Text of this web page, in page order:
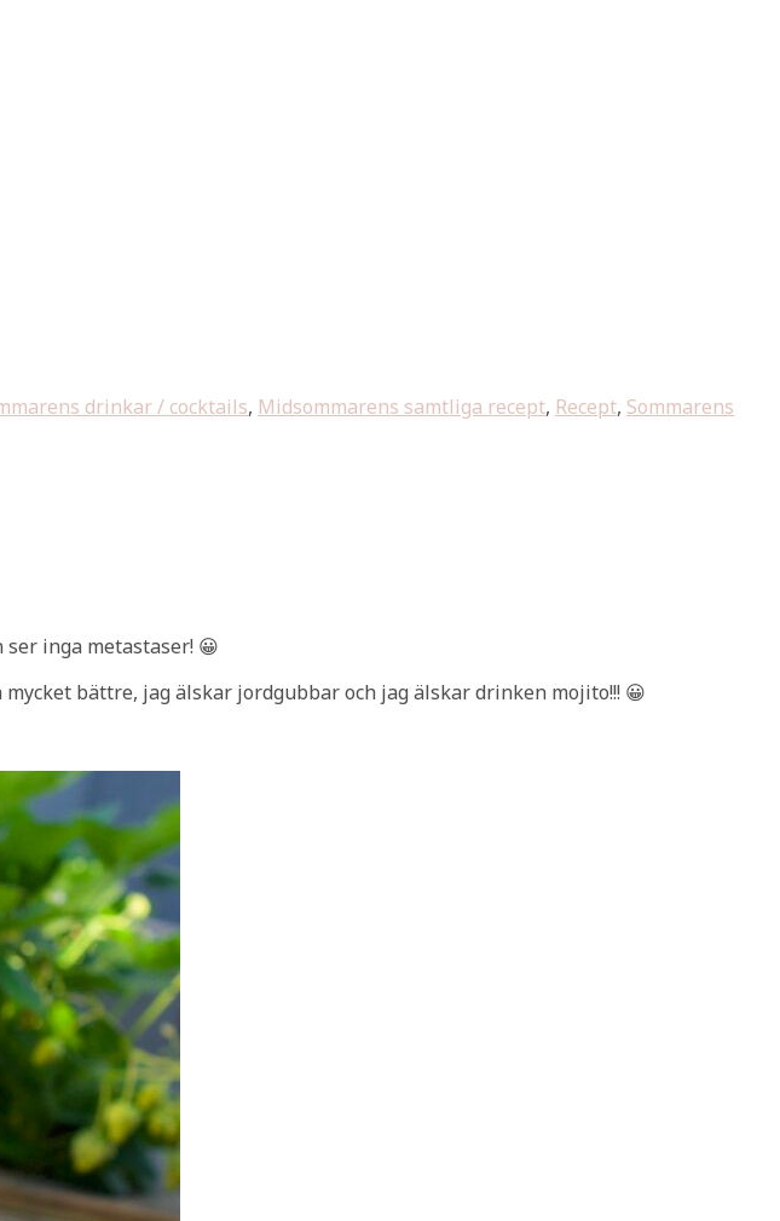
drinkar / cocktails, Midsommarens samtliga recept, Recept, Sommarens
inga metastaser! 😀
bättre, jag älskar jordgubbar och jag älskar drinken mojito!!! 😀